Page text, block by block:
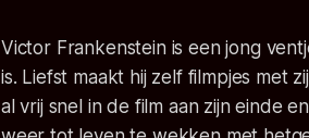
Victor Frankenstein is een jong
is. Liefst maakt hij zelf filmpjes met
al vrij snel in de film aan zijn einde